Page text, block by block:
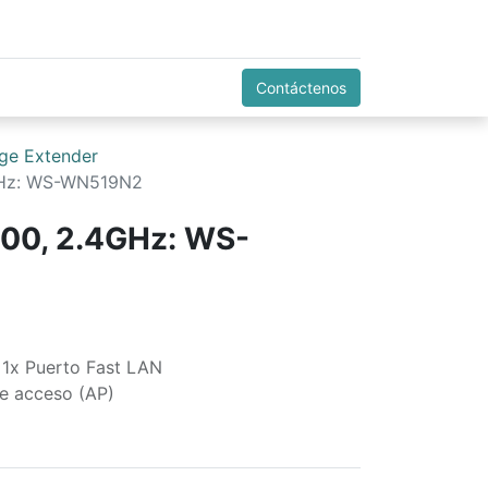
Contáctenos
Extender
WS-WN519N2
2.4GHz: WS-
Puerto Fast LAN
acceso (AP)